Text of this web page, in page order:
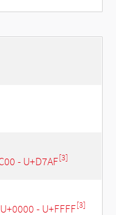
- U+D7AF[3]
- U+FFFF[3]